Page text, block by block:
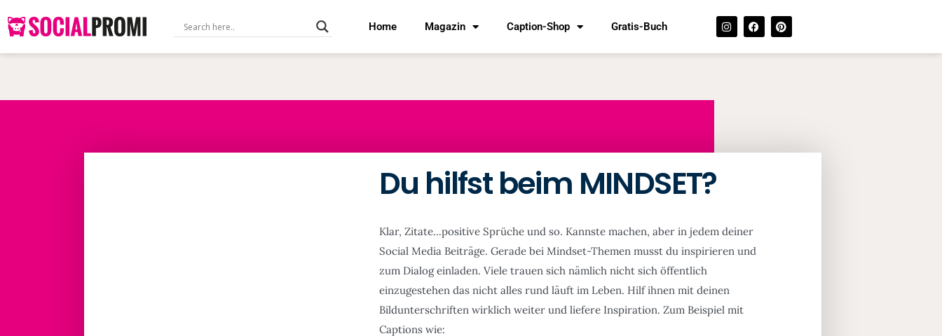
Home Magazin Caption-Shop Gratis-Buch
Du hilfst beim MINDSET?
Klar, Zitate...positive Sprüche und so. Kannste machen, aber in jedem deiner
Social Media Beiträge. Gerade bei Mindset-Themen musst du inspirieren und
zum Dialog einladen. Viele trauen sich nämlich nicht sich öffentlich
einzugestehen das nicht alles rund läuft im Leben. Hilf ihnen mit deinen
Bildunterschriften wirklich weiter und liefere Inspiration. Zum Beispiel mit
Captions wie: